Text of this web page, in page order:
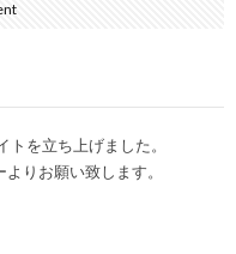
を立ち上げました。
りお願い致します。